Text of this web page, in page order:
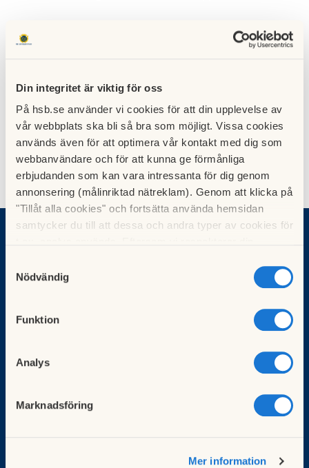
Din integritet är viktig för oss
På hsb.se använder vi cookies för att din upplevelse av
vår webbplats ska bli så bra som möjligt. Vissa cookies
används även för att optimera vår kontakt med dig som
webbanvändare och för att kunna ge förmånliga
erbjudanden som kan vara intressanta för dig genom
annonsering (målinriktad nätreklam). Genom att klicka på
"Tillåt alla cookies" och fortsätta använda hemsidan
samtycker du till att dessa och andra typer av cookies för
cookies och välja att endast tillåta ett urval.
Nödvändig
Funktion
Analys
Marknadsföring
Mer information
Personuppgiftspolicy
Personuppgiftspolicy HSB Boservice i
Hämta
Bli medlem
För brf:er
HSB-ledamot
Kunskapsbank
Självservice